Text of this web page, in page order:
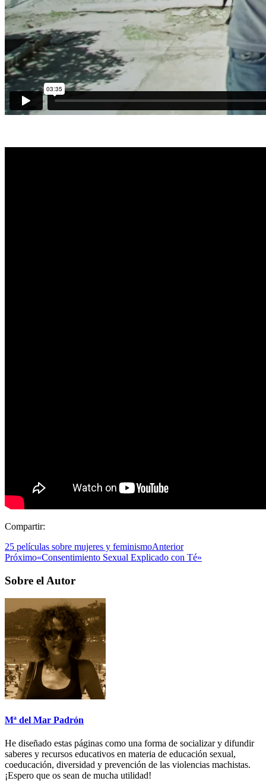
Compartir:
25 películas sobre mujeres y feminismoAnterior
Próximo«Consentimiento Sexual Explicado con Té»
Sobre el Autor
Mª del Mar Padrón
He diseñado estas páginas como una forma de socializar y difundir
saberes y recursos educativos en materia de educación sexual,
coeducación, diversidad y prevención de las violencias machistas.
¡Espero que os sean de mucha utilidad!